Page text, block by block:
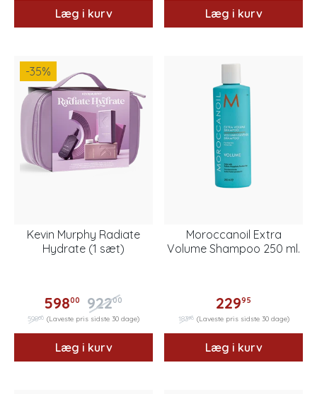
Læg i kurv Læg i kurv
-35%
Kevin Murphy Radiate
Hydrate (1 sæt)
59800 92200
59800 (Laveste pris sidste 30 dage)
Læg i kurv
Moroccanoil Extra
Volume Shampoo 250 ml.
22995
18396 (Laveste pris sidste 30 dage)
Læg i kurv